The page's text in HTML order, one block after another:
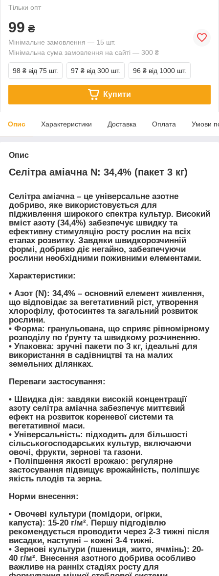
Тільки опт
99 ₴
Мінімальне замовлення — 15 шт.
Мінімальна сума замовлення на сайті — 300 ₴
98 ₴ від 75 шт. 97 ₴ від 300 шт. 96 ₴ від 1000 шт.
Купити
Опис Характеристики Доставка Оплата Умови
Опис
Селітра аміачна N: 34,4% (пакет 3 кг)
Селітра аміачна – це універсальне азотне
добриво, яке використовується для
підживлення широкого спектра культур. Високий
вміст азоту (34,4%) забезпечує швидку та
ефективну стимуляцію росту рослин на всіх
етапах розвитку. Завдяки швидкорозчинній
формі, добриво діє негайно, забезпечуючи
рослини необхідними поживними елементами.
Характеристики:
• Азот (N): 34,4% – основний елемент живлення,
що відповідає за вегетативний ріст, утворення
хлорофілу, фотосинтез та загальний розвиток
рослини.
• Форма: гранульована, що сприяє рівномірному
розподілу по ґрунту та швидкому розчиненню.
• Упаковка: зручні пакети по 3 кг, ідеальні для
використання в садівництві та на малих
земельних ділянках.
Переваги застосування:
• Швидка дія: завдяки високій концентрації
азоту селітра аміачна забезпечує миттєвий
ефект на розвиток кореневої системи та
вегетативної маси.
• Універсальність: підходить для більшості
сільськогосподарських культур, включаючи
овочі, фрукти, зернові та газони.
• Поліпшення якості врожаю: регулярне
застосування підвищує врожайність, поліпшує
якість плодів та зерна.
Норми внесення:
• Овочеві культури (помідори, огірки,
капуста): 15-20 г/м². Першу підгодівлю
рекомендується проводити через 2-3 тижні після
висадки, наступні – кожні 3-4 тижні.
• Зернові культури (пшениця, жито, ячмінь): 20-
40 г/м². Внесення азотного добрива особливо
важливе на ранніх стадіях росту для